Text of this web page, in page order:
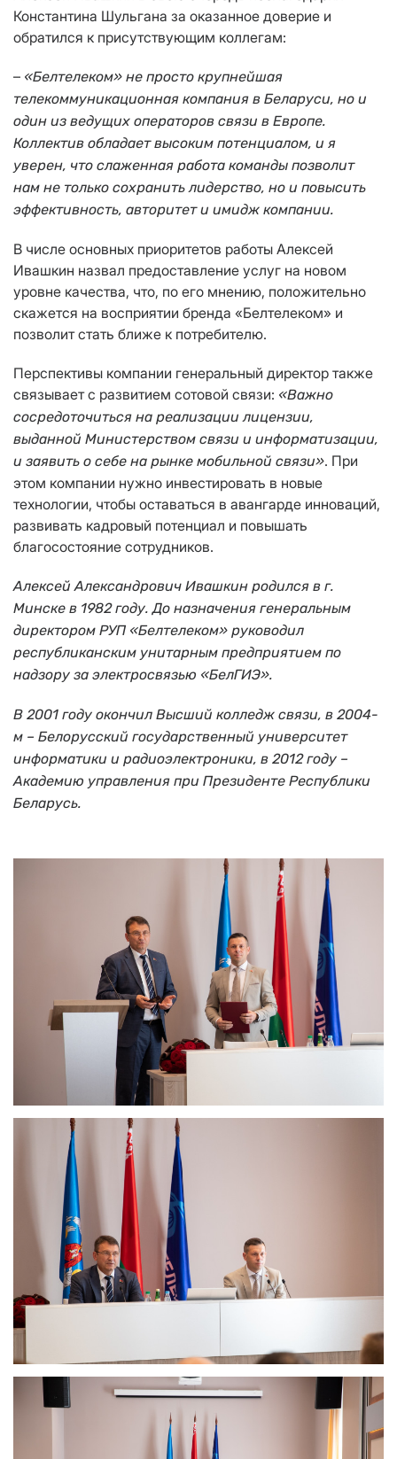
Константина Шульгана за оказанное доверие и
обратился к присутствующим коллегам:
– «Белтелеком» не просто крупнейшая
телекоммуникационная компания в Беларуси, но и
один из ведущих операторов связи в Европе.
Коллектив обладает высоким потенциалом, и я
уверен, что слаженная работа команды позволит
нам не только сохранить лидерство, но и повысить
эффективность, авторитет и имидж компании.
В числе основных приоритетов работы Алексей
Ивашкин назвал предоставление услуг на новом
уровне качества, что, по его мнению, положительно
скажется на восприятии бренда «Белтелеком» и
позволит стать ближе к потребителю.
Перспективы компании генеральный директор также
связывает с развитием сотовой связи: «Важно
сосредоточиться на реализации лицензии,
выданной Министерством связи и информатизации,
и заявить о себе на рынке мобильной связи». При
этом компании нужно инвестировать в новые
технологии, чтобы оставаться в авангарде инноваций,
развивать кадровый потенциал и повышать
благосостояние сотрудников.
Алексей Александрович Ивашкин родился в г.
Минске в 1982 году. До назначения генеральным
директором РУП «Белтелеком» руководил
республиканским унитарным предприятием по
надзору за электросвязью «БелГИЭ».
В 2001 году окончил Высший колледж связи, в 2004-
м – Белорусский государственный университет
информатики и радиоэлектроники, в 2012 году –
Академию управления при Президенте Республики
Беларусь.